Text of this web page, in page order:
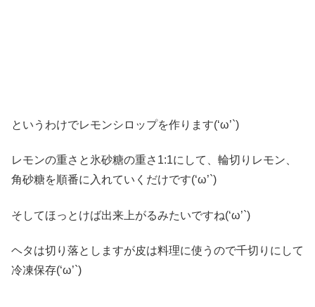
というわけでレモンシロップを作ります(‘ω’`)
レモンの重さと氷砂糖の重さ1:1にして、輪切りレモン、
角砂糖を順番に入れていくだけです(‘ω’`)
そしてほっとけば出来上がるみたいですね(‘ω’`)
ヘタは切り落としますが皮は料理に使うので千切りにして
冷凍保存(‘ω’`)